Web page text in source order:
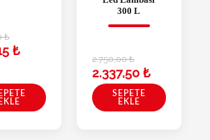
₺
₺
EKLE
300 L
2.750,00₺
2.337,50 ₺
SEPETE
EKLE